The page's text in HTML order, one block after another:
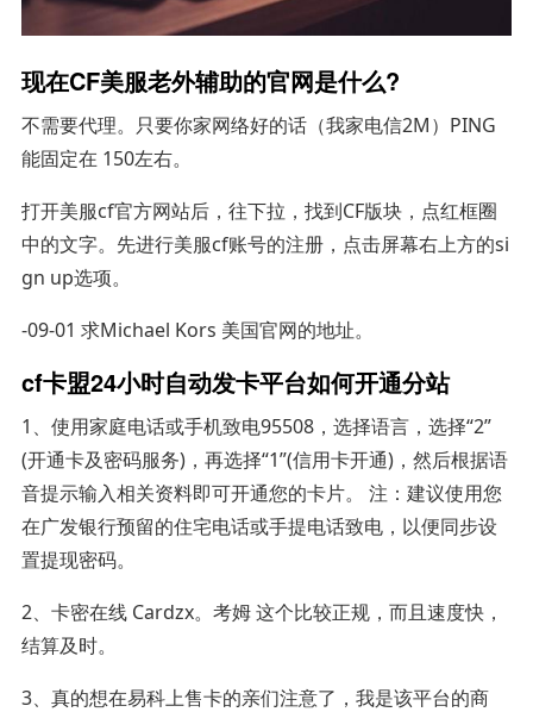
现在CF美服老外辅助的官网是什么?
不需要代理。只要你家网络好的话（我家电信2M）PING
能固定在 150左右。
打开美服cf官方网站后，往下拉，找到CF版块，点红框圈
中的文字。先进行美服cf账号的注册，点击屏幕右上方的si
gn up选项。
-09-01 求Michael Kors 美国官网的地址。
cf卡盟24小时自动发卡平台如何开通分站
1、使用家庭电话或手机致电95508，选择语言，选择“2”
(开通卡及密码服务)，再选择“1”(信用卡开通)，然后根据语
音提示输入相关资料即可开通您的卡片。 注：建议使用您
在广发银行预留的住宅电话或手提电话致电，以便同步设
置提现密码。
2、卡密在线 Cardzx。考姆 这个比较正规，而且速度快，
结算及时。
3、真的想在易科上售卡的亲们注意了，我是该平台的商